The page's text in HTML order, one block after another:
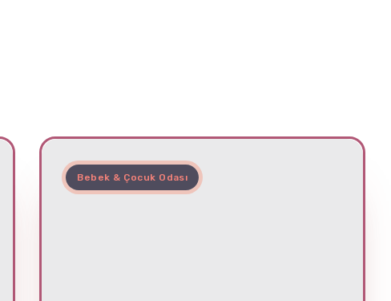
Bebek & Çocuk Odası